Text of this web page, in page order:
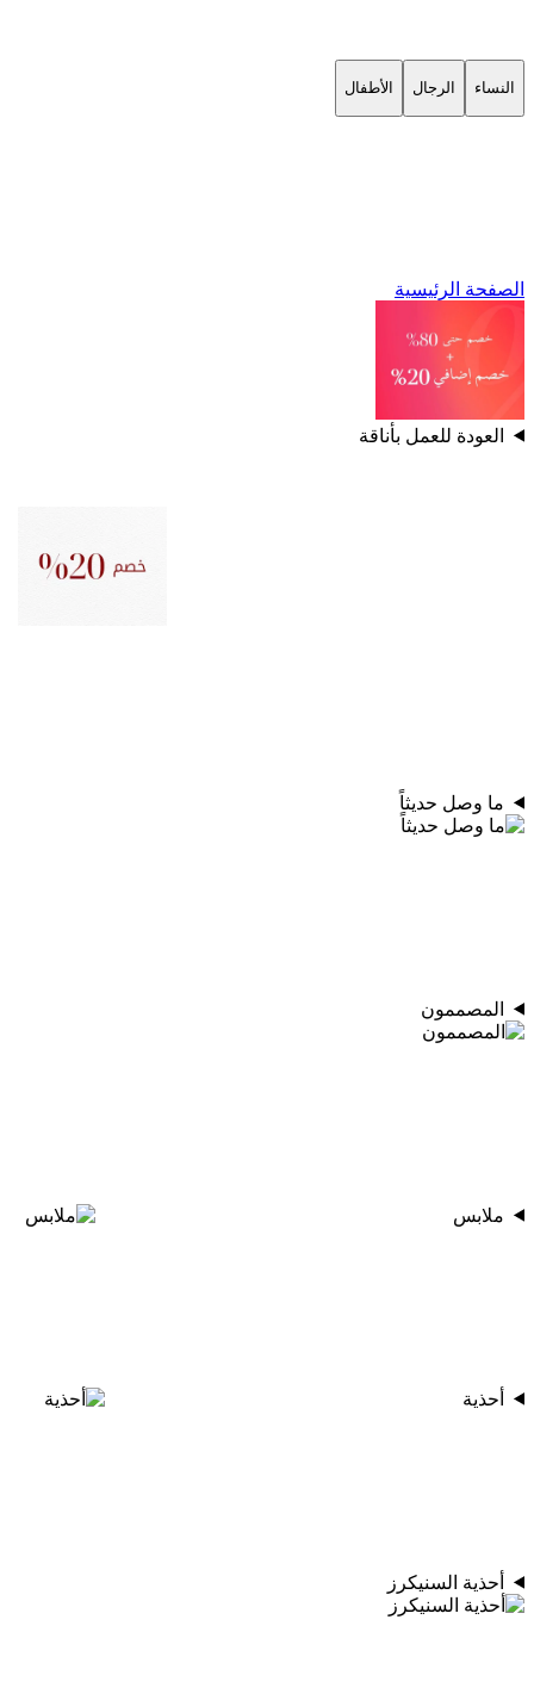
النساء الرجال الأطفال
الصفحة الرئيسية
العودة للعمل بأناقة
ما وصل حديثاً
المصممون
ملابس
أحذية
أحذية السنيكرز